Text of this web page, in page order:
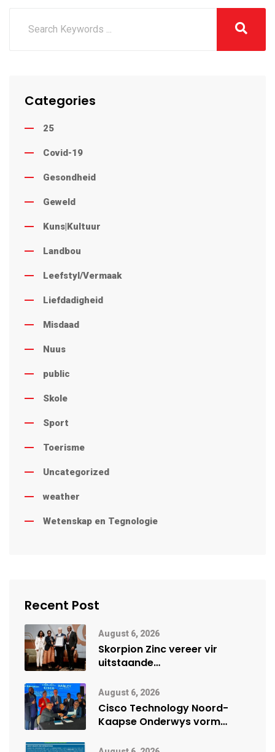
Categories
25
Covid-19
Gesondheid
Geweld
Kuns|Kultuur
Landbou
Leefstyl/Vermaak
Liefdadigheid
Misdaad
Nuus
public
Skole
Sport
Toerisme
Uncategorized
weather
Wetenskap en Tegnologie
Recent Post
August 6, 2026
Skorpion Zinc vereer vir
uitstaande
Namibië Mynbou Ekspo
August 6, 2026
Cisco Technology Noord-
Kaapse Onderwys vorm
vennootskap